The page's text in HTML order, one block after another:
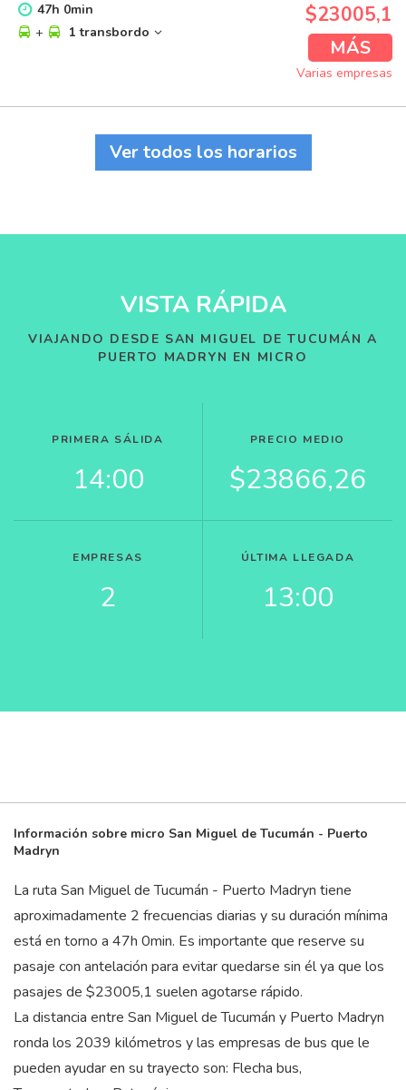
47h 0min
+
1 transbordo
$23005,1
MÁS
Varias empresas
Ver todos los horarios
VISTA RÁPIDA
VIAJANDO DESDE SAN MIGUEL DE TUCUMÁN A
PUERTO MADRYN EN MICRO
PRIMERA SÁLIDA
14:00
PRECIO MEDIO
$23866,26
EMPRESAS
2
ÚLTIMA LLEGADA
13:00
Información sobre micro San Miguel de Tucumán - Puerto
Madryn
La ruta San Miguel de Tucumán - Puerto Madryn tiene
aproximadamente 2 frecuencias diarias y su duración mínima
está en torno a 47h 0min. Es importante que reserve su
pasaje con antelación para evitar quedarse sin él ya que los
pasajes de $23005,1 suelen agotarse rápido.
La distancia entre San Miguel de Tucumán y Puerto Madryn
ronda los 2039 kilómetros y las empresas de bus que le
pueden ayudar en su trayecto son: Flecha bus,